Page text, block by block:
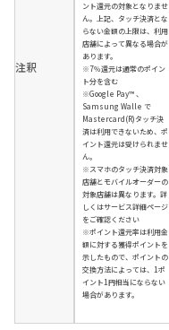
注釈
ント還元の対象となりませ
ん。上記、タッチ決済とな
らない金額の上限は、利用
店舗によって異なる場合が
あります。
※7％還元は通常のポイン
ト分を含む
※Google Pay™ 、
Samsung Walle で
Mastercard(R)タッチ決
済は利用できないため、ポ
イント還元は受けられませ
ん。
※スマホのタッチ決済対象
店舗とモバイルオーダーの
対象店舗は異なります。詳
しくはサービス詳細ページ
をご確認ください
※ポイント還元率は利用金
額に対する獲得ポイントを
示したもので、ポイントの
交換方法によっては、1ポ
イント1円相当にならない
場合があります。